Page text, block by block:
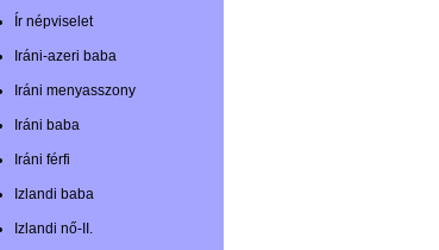
Ír népviselet
Iráni-azeri baba
Iráni menyasszony
Iráni baba
Iráni férfi
Izlandi baba
Izlandi nő-II.